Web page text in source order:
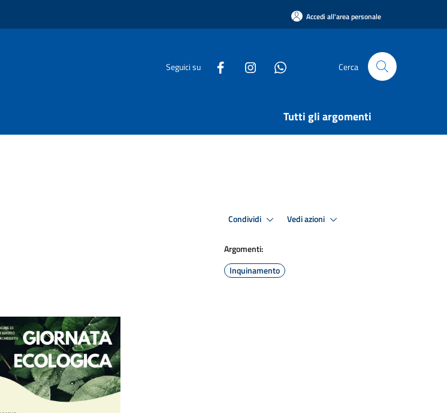
Accedi all'area personale
Seguici su Cerca
Tutti gli argomenti
Condividi Vedi azioni
Argomenti:
Inquinamento